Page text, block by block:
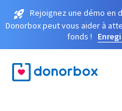
Rejoignez une démo en
Donorbox peut vous aider à
fonds !